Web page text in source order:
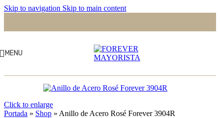
Skip to navigation Skip to main content
MENU
Click to enlarge
Portada » Shop » Anillo de Acero Rosé Forever 3904R